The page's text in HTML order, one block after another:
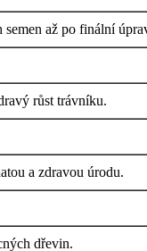
až po finální
růst trávníku.
a zdravou úrodu.
dřevin.